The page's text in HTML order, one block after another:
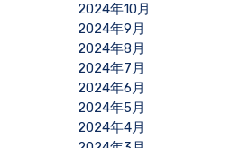
2024年10月
2024年9月
2024年8月
2024年7月
2024年6月
2024年5月
2024年4月